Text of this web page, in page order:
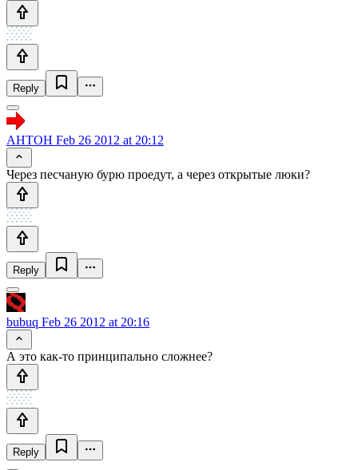
Reply
AHTOH Feb 26 2012 at 20:12
Через песчаную бурю проедут, а через открытые люки?
Reply
bubuq Feb 26 2012 at 20:16
А это как-то принципально сложнее?
Reply